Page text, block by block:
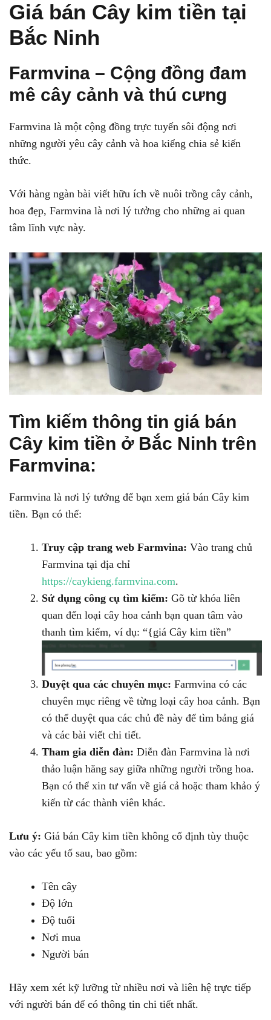
Giá bán Cây kim tiền tại
Bắc Ninh
Farmvina – Cộng đồng đam
mê cây cảnh và thú cưng
Farmvina là một cộng đồng trực tuyến sôi động nơi
những người yêu cây cảnh và hoa kiểng chia sẻ kiến
thức.
Với hàng ngàn bài viết hữu ích về nuôi trồng cây cảnh,
hoa đẹp, Farmvina là nơi lý tưởng cho những ai quan
tâm lĩnh vực này.
Tìm kiếm thông tin giá bán
Cây kim tiền ở Bắc Ninh trên
Farmvina:
Farmvina là nơi lý tưởng để bạn xem giá bán Cây kim
tiền. Bạn có thể:
Truy cập trang web Farmvina: Vào trang chủ
Farmvina tại địa chỉ
https://caykieng.farmvina.com.
Sử dụng công cụ tìm kiếm: Gõ từ khóa liên
quan đến loại cây hoa cảnh bạn quan tâm vào
thanh tìm kiếm, ví dụ: “{giá Cây kim tiền”
Duyệt qua các chuyên mục: Farmvina có các
chuyên mục riêng về từng loại cây hoa cảnh. Bạn
có thể duyệt qua các chủ đề này để tìm bảng giá
và các bài viết chi tiết.
Tham gia diễn đàn: Diễn đàn Farmvina là nơi
thảo luận hăng say giữa những người trồng hoa.
Bạn có thể xin tư vấn về giá cả hoặc tham khảo ý
kiến từ các thành viên khác.
Lưu ý: Giá bán Cây kim tiền không cố định tùy thuộc
vào các yếu tố sau, bao gồm:
Tên cây
Độ lớn
Độ tuổi
Nơi mua
Người bán
Hãy xem xét kỹ lưỡng từ nhiều nơi và liên hệ trực tiếp
với người bán để có thông tin chi tiết nhất.